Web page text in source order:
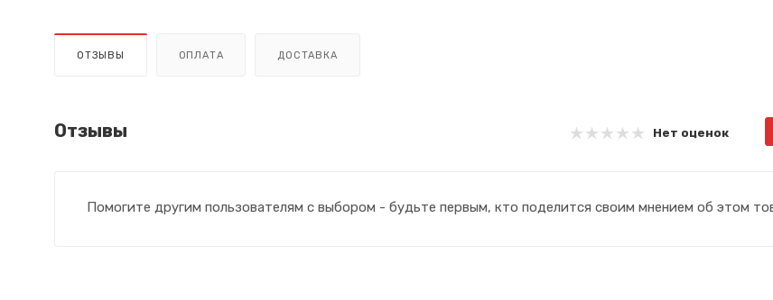
ОТЗЫВЫ ОПЛАТА ДОСТАВКА
Отзывы Нет оценок
Помогите другим пользователям с выбором - будьте первым, кто поделится своим мнением об этом